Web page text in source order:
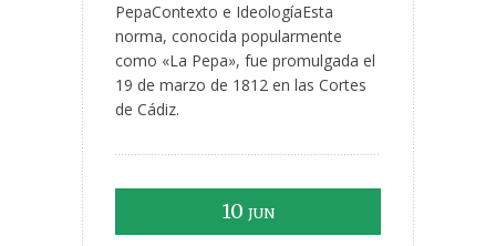
PepaContexto e IdeologíaEsta
norma, conocida popularmente
como «La Pepa», fue promulgada el
19 de marzo de 1812 en las Cortes
de Cádiz.
10 JUN